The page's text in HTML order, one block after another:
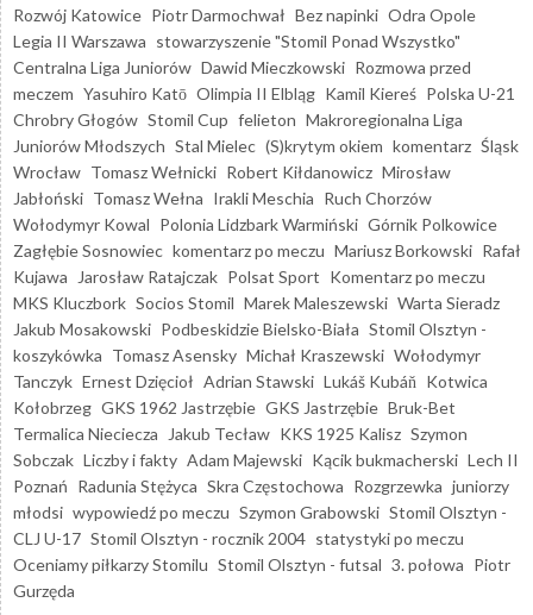
Rozwój Katowice Piotr Darmochwał Bez napinki Odra Opole
Legia II Warszawa stowarzyszenie "Stomil Ponad Wszystko"
Centralna Liga Juniorów Dawid Mieczkowski Rozmowa przed
meczem Yasuhiro Katō Olimpia II Elbląg Kamil Kiereś Polska U-21
Chrobry Głogów Stomil Cup felieton Makroregionalna Liga
Juniorów Młodszych Stal Mielec (S)krytym okiem komentarz Śląsk
Wrocław Tomasz Wełnicki Robert Kiłdanowicz Mirosław
Jabłoński Tomasz Wełna Irakli Meschia Ruch Chorzów
Wołodymyr Kowal Polonia Lidzbark Warmiński Górnik Polkowice
Zagłębie Sosnowiec komentarz po meczu Mariusz Borkowski Rafał
Kujawa
Jarosław Ratajczak Polsat Sport Komentarz po meczu
MKS Kluczbork Socios Stomil Marek Maleszewski Warta Sieradz
Jakub Mosakowski Podbeskidzie Bielsko-Biała Stomil Olsztyn -
koszykówka Tomasz Asensky Michał Kraszewski Wołodymyr
Tanczyk Ernest Dzięcioł Adrian Stawski Lukáš Kubáň Kotwica
Kołobrzeg GKS 1962 Jastrzębie GKS Jastrzębie Bruk-Bet
Termalica Nieciecza
Jakub Tecław KKS 1925 Kalisz Szymon
Sobczak Liczby i fakty Adam Majewski Kącik bukmacherski Lech II
Poznań Radunia Stężyca Skra Częstochowa Rozgrzewka juniorzy
młodsi wypowiedź po meczu Szymon Grabowski Stomil Olsztyn -
CLJ U-17 Stomil Olsztyn - rocznik 2004 statystyki po meczu
Oceniamy piłkarzy Stomilu Stomil Olsztyn - futsal 3. połowa Piotr
Gurzęda